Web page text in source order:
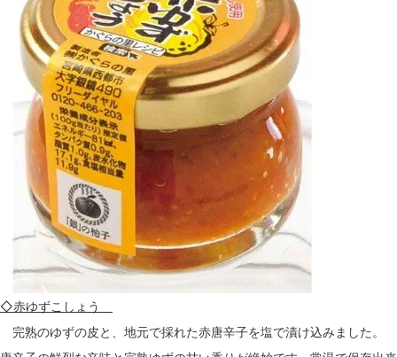
◇赤ゆずこしょう
完熟のゆずの皮と、地元で採れた赤唐辛子を塩で漬け込みました。